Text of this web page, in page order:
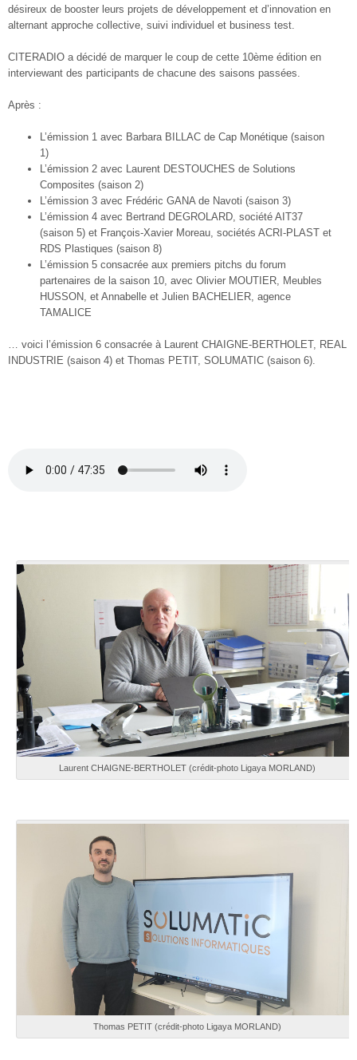
désireux de booster leurs projets de développement et d’innovation en
alternant approche collective, suivi individuel et business test.
CITERADIO a décidé de marquer le coup de cette 10ème édition en
interviewant des participants de chacune des saisons passées.
Après :
L’émission 1 avec Barbara BILLAC de Cap Monétique (saison
1)
L’émission 2 avec Laurent DESTOUCHES de Solutions
Composites (saison 2)
L’émission 3 avec Frédéric GANA de Navoti (saison 3)
L’émission 4 avec Bertrand DEGROLARD, société AIT37
(saison 5) et François-Xavier Moreau, sociétés ACRI-PLAST et
RDS Plastiques (saison 8)
L’émission 5 consacrée aux premiers pitchs du forum
partenaires de la saison 10, avec Olivier MOUTIER, Meubles
HUSSON, et Annabelle et Julien BACHELIER, agence
TAMALICE
… voici l’émission 6 consacrée à Laurent CHAIGNE-BERTHOLET, REAL
INDUSTRIE (saison 4) et Thomas PETIT, SOLUMATIC (saison 6).
Laurent CHAIGNE-BERTHOLET (crédit-photo Ligaya MORLAND)
Thomas PETIT (crédit-photo Ligaya MORLAND)